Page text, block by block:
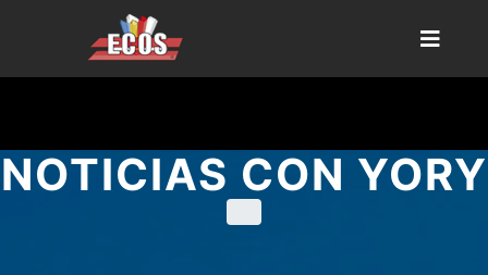
NOTICIAS CON YORY